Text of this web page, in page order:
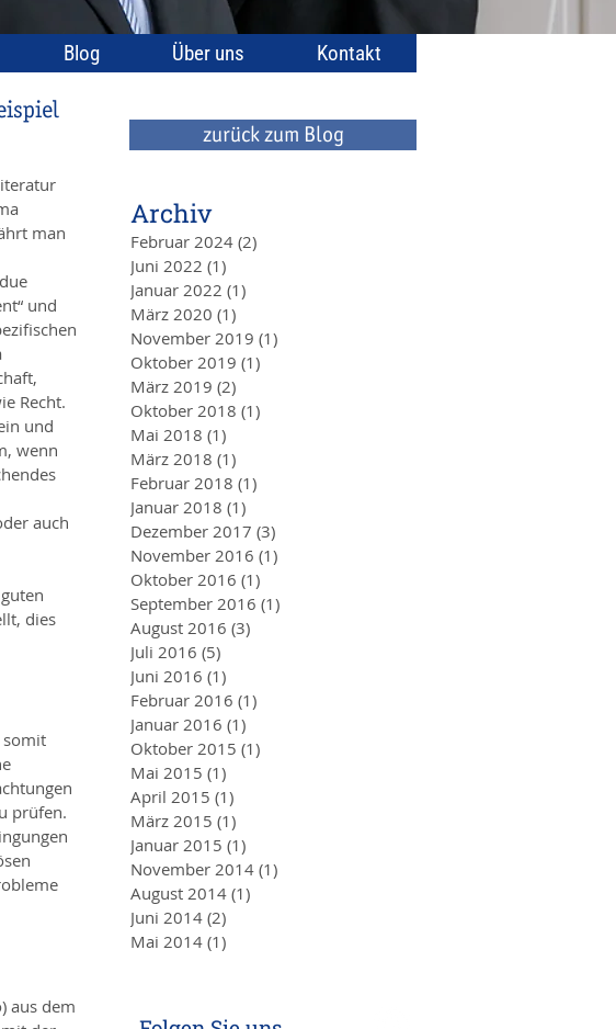
Blog Über uns Kontakt
man
und
Recht.
und
wenn
auch
dies
somit
prüfen.
aus dem
zurück zum Blog
Archiv
Februar 2024 (2)
Juni 2022 (1)
Januar 2022 (1)
März 2020 (1)
November 2019 (1)
Oktober 2019 (1)
März 2019 (2)
Oktober 2018 (1)
Mai 2018 (1)
März 2018 (1)
Februar 2018 (1)
Januar 2018 (1)
Dezember 2017 (3)
November 2016 (1)
Oktober 2016 (1)
September 2016 (1)
August 2016 (3)
Juli 2016 (5)
Juni 2016 (1)
Februar 2016 (1)
Januar 2016 (1)
Oktober 2015 (1)
Mai 2015 (1)
April 2015 (1)
März 2015 (1)
Januar 2015 (1)
November 2014 (1)
August 2014 (1)
Juni 2014 (2)
Mai 2014 (1)